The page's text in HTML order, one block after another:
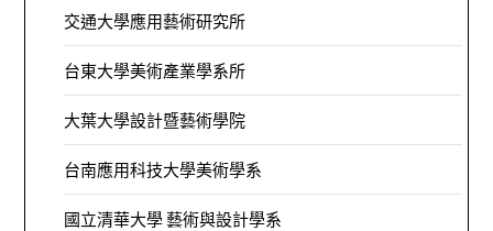
交通大學應用藝術研究所
台東大學美術產業學系所
大葉大學設計暨藝術學院
台南應用科技大學美術學系
國立清華大學 藝術與設計學系